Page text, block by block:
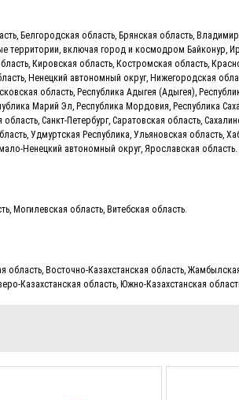
Белгородская область, Брянская область,
территории, включая город и космодром Байконур,
Кировская область, Костромская область,
Ненецкий автономный округ, Нижегородская
область, Республика Адыгея (Адыгея),
Марий Эл, Республика Мордовия, Республика
Санкт-Петербург, Саратовская область,
Удмуртская Республика, Ульяновская область,
Ненецкий автономный округ, Ярославская область.
Могилевская область, Витебская область.
Восточно-Казахстанская область,
Казахстанская область, Южно-Казахстанская